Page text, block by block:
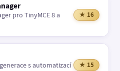
pro TinyMCE 8 a
★ 16
s automatizací
★ 15